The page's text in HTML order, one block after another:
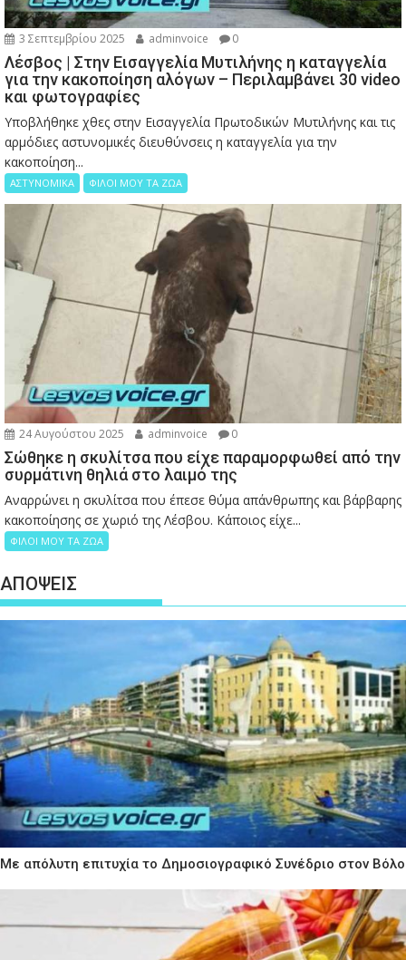
3 Σεπτεμβρίου 2025 adminvoice 0
Λέσβος | Στην Εισαγγελία Μυτιλήνης η καταγγελία
για την κακοποίηση αλόγων – Περιλαμβάνει 30 video
και φωτογραφίες
Υποβλήθηκε χθες στην Εισαγγελία Πρωτοδικών Μυτιλήνης και τις
αρμόδιες αστυνομικές διευθύνσεις η καταγγελία για την
κακοποίηση...
ΑΣΤΥΝΟΜΙΚΑ ΦΙΛΟΙ ΜΟΥ ΤΑ ΖΩΑ
24 Αυγούστου 2025 adminvoice 0
Σώθηκε η σκυλίτσα που είχε παραμορφωθεί από την
συρμάτινη θηλιά στο λαιμό της
Αναρρώνει η σκυλίτσα που έπεσε θύμα απάνθρωπης και βάρβαρης
κακοποίησης σε χωριό της Λέσβου. Κάποιος είχε...
ΦΙΛΟΙ ΜΟΥ ΤΑ ΖΩΑ
ΑΠΟΨΕΙΣ
Με απόλυτη επιτυχία το Δημοσιογραφικό Συνέδριο στον Βόλο